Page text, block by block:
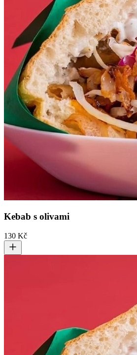
Kebab s olivami
130 Kč